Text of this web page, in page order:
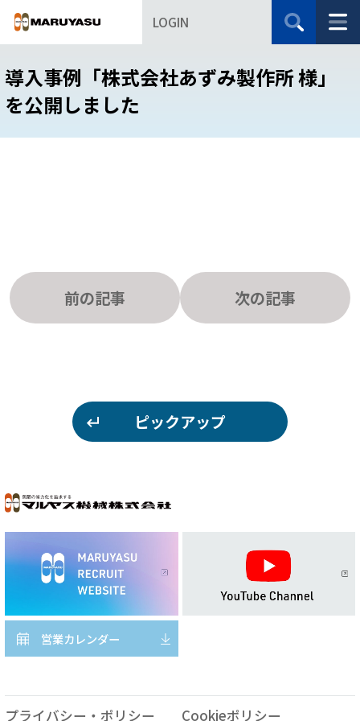
LOGIN
導入事例「株式会社あずみ製作所 様」
を公開しました
前の記事 次の記事
ピックアップ
営業カレンダー
プライバシー・ポリシー Cookieポリシー